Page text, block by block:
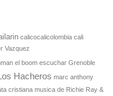
calicocalicolombia cali
Vazquez
el boom escuchar Grenoble
Hacheros marc anthony
cristiana musica de Richie Ray &